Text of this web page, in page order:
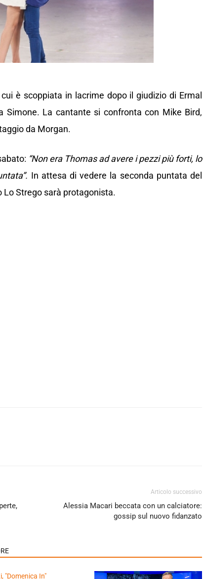
è scoppiata in lacrime dopo il giudizio di Ermal
Simone. La cantante si confronta con Mike Bird,
da Morgan.
“Non era Thomas ad avere i pezzi più forti, lo
In attesa di vedere la seconda puntata del
Lo Strego sarà protagonista.
Articolo successivo
Alessia Macari beccata con un calciatore:
gossip sul nuovo fidanzato